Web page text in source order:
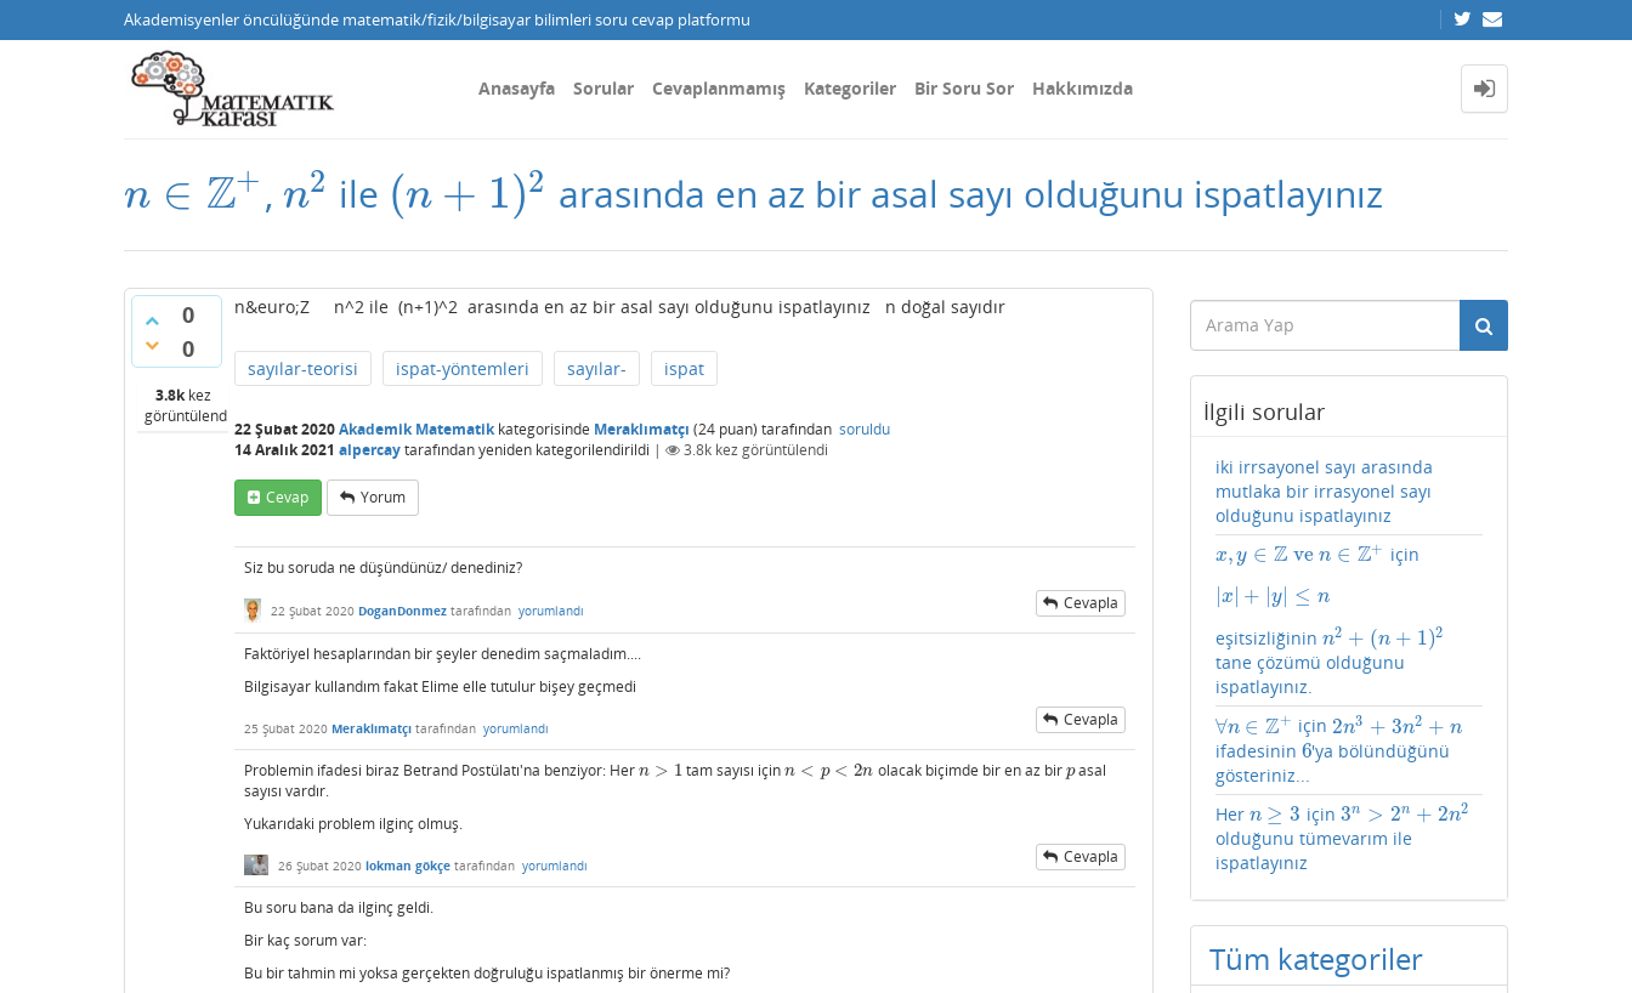
Akademisyenler öncülüğünde matematik/fizik/bilgisayar bilimleri soru cevap platformu
Anasayfa Sorular Cevaplanmamış Kategoriler Bir Soru Sor Hakkımızda
n ∈ Z+
n∈Z + ,n2
n2 ile (n + 1)2
(n+ 1)2 arasında en az bir asal sayı olduğunu ispatlayınız
0
0
3.8kkez
görüntülendi
n&euro;Z n^2 ile (n+1)^2 arasında en az bir asal sayı olduğunu ispatlayınız n doğal sayıdır
sayılar-teorisi ispat-yöntemleri sayılar- ispat
22 Şubat 2020Akademik Matematikkategorisinde Meraklımatçı (24 puan) tarafından soruldu
14 Aralık 2021 alpercaytarafındanyeniden kategorilendirildi | 3.8k kez görüntülendi
Cevap Yorum
Siz bu soruda ne düşündünüz/ denediniz?
22 Şubat 2020 DoganDonmez tarafından yorumlandı Cevapla
Faktöriyel hesaplarından bir şeyler denedim saçmaladım....
Bilgisayar kullandım fakat Elime elle tutulur bişey geçmedi
25 Şubat 2020 Meraklımatçı tarafından yorumlandı Cevapla
Problemin ifadesi biraz Betrand Postülatı'na benziyor: Her n > 1
n> 1 tam sayısı içinn < p < 2n
n<p< 2n olacak biçimde bir en az bir p
pasal
sayısı vardır.
Yukarıdaki problem ilginç olmuş.
26 Şubat 2020 lokman gökçe tarafından yorumlandı Cevapla
Bu soru bana da ilginç geldi.
Bir kaç sorum var:
Bu bir tahmin mi yoksa gerçekten doğruluğu ispatlanmış bir önerme mi?
İlgili sorular
iki irrsayonel sayı arasında
mutlaka bir irrasyonel sayı
olduğunu ispatlayınız
x, y ∈ Z ven ∈ Z+
x,y∈ Zve n∈ Z+ için
x + |y ≤ n
| x|+ |y ≤n
eşitsizliğinin n2 + (n + 1)2
n2 +(n +1) 2
tane çözümü olduğunu
ispatlayınız.
∀n ∈ Z+
∀n∈Z + için 2n3 + 3n2 + n
2n3 +3n2+n
ifadesinin 6
6'ya bölündüğünü
gösteriniz...
Her n ≥ 3
n≥3 için3n > 2n + 2n2
3n >2n+2 n2
olduğunu tümevarım ile
ispatlayınız
Tüm kategoriler